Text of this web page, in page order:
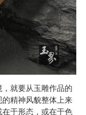
就要从玉雕作品的
精神风貌整体上来
于形态，或在于色